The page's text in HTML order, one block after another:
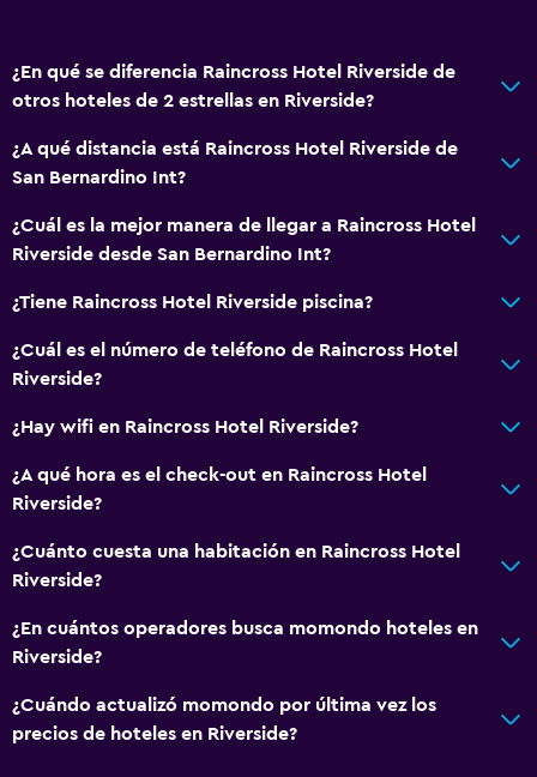
Secador de pelo
Papel higiénico
Comedor
Microondas
Tetera/cafetera
Nevera
Cafetera
Máquina expendedora (botanas)
General
Zona de estar
Alfombrado
¿En qué se diferencia Raincross Hotel Riverside de
otros hoteles de 2 estrellas en Riverside?
¿A qué distancia está Raincross Hotel Riverside de
San Bernardino Int?
¿Cuál es la mejor manera de llegar a Raincross Hotel
Riverside desde San Bernardino Int?
¿Tiene Raincross Hotel Riverside piscina?
¿Cuál es el número de teléfono de Raincross Hotel
Riverside?
¿Hay wifi en Raincross Hotel Riverside?
¿A qué hora es el check-out en Raincross Hotel
Riverside?
¿Cuánto cuesta una habitación en Raincross Hotel
Riverside?
¿En cuántos operadores busca momondo hoteles en
Riverside?
¿Cuándo actualizó momondo por última vez los
precios de hoteles en Riverside?